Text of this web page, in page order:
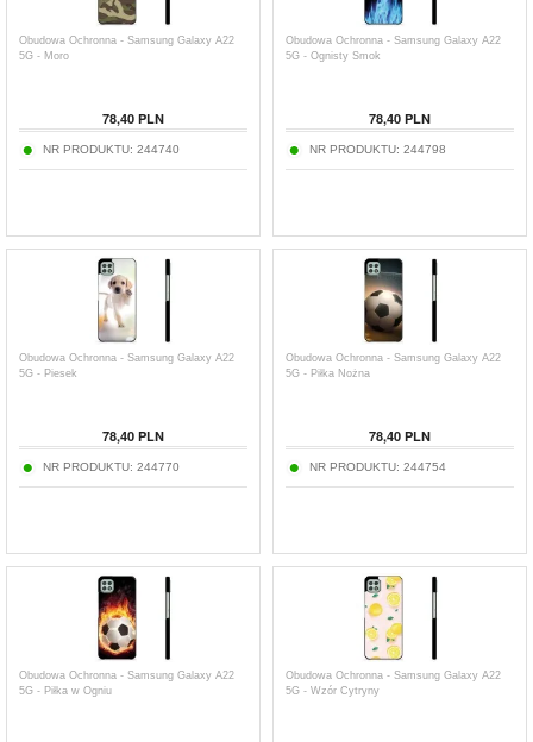
Obudowa Ochronna - Samsung Galaxy A22
5G - Moro
78,40 PLN
NR PRODUKTU: 244740
Obudowa Ochronna - Samsung Galaxy A22
5G - Ognisty Smok
78,40 PLN
NR PRODUKTU: 244798
Obudowa Ochronna - Samsung Galaxy A22
5G - Piesek
78,40 PLN
NR PRODUKTU: 244770
Obudowa Ochronna - Samsung Galaxy A22
5G - Piłka Nożna
78,40 PLN
NR PRODUKTU: 244754
Obudowa Ochronna - Samsung Galaxy A22
5G - Piłka w Ogniu
Obudowa Ochronna - Samsung Galaxy A22
5G - Wzór Cytryny